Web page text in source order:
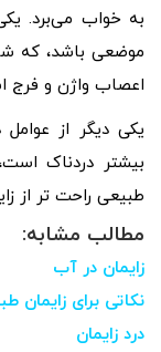
به خواب می‌برد.
موضعی باشد، که
اعصاب واژن و فرج
یکی دیگر از
بیشتر دردناک
طبیعی راحت تر از
مطالب مشابه:
زایمان در آب
نکاتی برای زایمان
درد زایمان